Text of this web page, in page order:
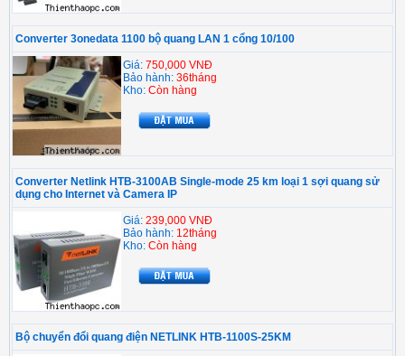
Converter 3onedata 1100 bộ quang LAN 1 cổng 10/100
Giá: 750,000 VNĐ
Bảo hành: 36tháng
Kho: Còn hàng
Converter Netlink HTB-3100AB Single-mode 25 km loại 1 sợi quang sử
dụng cho Internet và Camera IP
Giá: 239,000 VNĐ
Bảo hành: 12tháng
Kho: Còn hàng
Bộ chuyển đổi quang điện NETLINK HTB-1100S-25KM